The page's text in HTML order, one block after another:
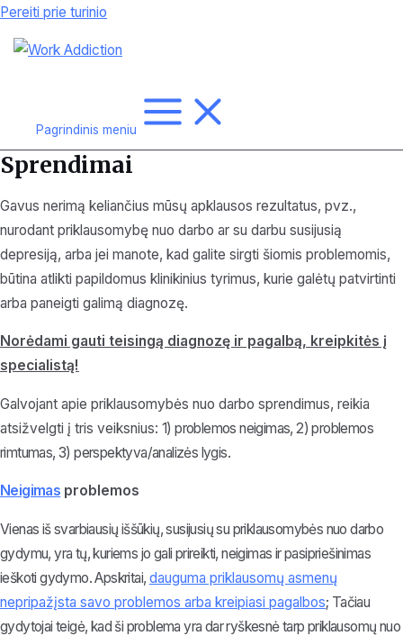
Pereiti prie turinio
Pagrindinis meniu
Sprendimai
Gavus nerimą keliančius mūsų apklausos rezultatus, pvz.,
nurodant priklausomybę nuo darbo ar su darbu susijusią
depresiją, arba jei manote, kad galite sirgti šiomis problemomis,
būtina atlikti papildomus klinikinius tyrimus, kurie galėtų patvirtinti
arba paneigti galimą diagnozę.
Norėdami gauti teisingą diagnozę ir pagalbą, kreipkitės į
specialistą!
Galvojant apie priklausomybės nuo darbo sprendimus, reikia
atsižvelgti į tris veiksnius: 1) problemos neigimas, 2) problemos
rimtumas, 3) perspektyva/analizės lygis.
Neigimas problemos
Vienas iš svarbiausių iššūkių, susijusių su priklausomybės nuo darbo
gydymu, yra tų, kuriems jo gali prireikti, neigimas ir pasipriešinimas
ieškoti gydymo. Apskritai, dauguma priklausomų asmenų
nepripažįsta savo problemos arba kreipiasi pagalbos; Tačiau
gydytojai teigė, kad ši problema yra dar ryškesnė tarp priklausomų nuo